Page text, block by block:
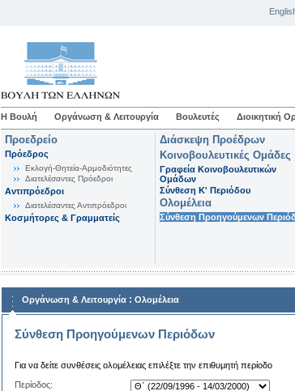
Η Βουλή Οργάνωση & Λειτουργία Βουλευτές Διοικητική
Προεδρείο
Πρόεδρος
Εκλογή-Θητεία-Αρμοδιότητες
Διατελέσαντες Πρόεδροι
Αντιπρόεδροι
Διατελέσαντες Αντιπρόεδροι
Κοσμήτορες & Γραμματείς
Διάσκεψη Προέδρων
Κοινοβουλευτικές Ομάδες
Γραφεία Κοινοβουλευτικών
Ομάδων
Σύνθεση K' Περιόδου
Ολομέλεια
Σύνθεση Προηγούμενων
Οργάνωση & Λειτουργία : Ολομέλεια
Σύνθεση Προηγούμενων Περιόδων
Για να δείτε συνθέσεις ολομέλειας επιλέξτε την επιθυμητή περίοδο
Περίοδος: